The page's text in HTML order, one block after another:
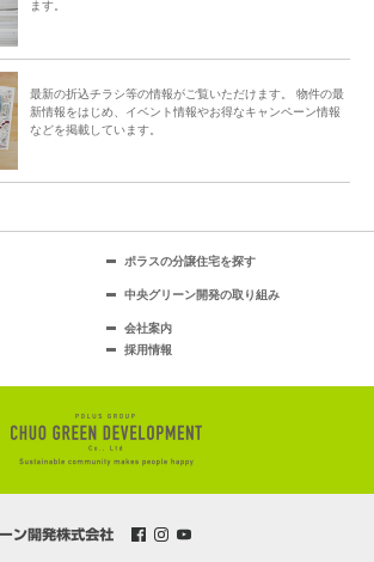
ます。
最新の折込チラシ等の情報がご覧いただけます。 物件の最
新情報をはじめ、イベント情報やお得なキャンペーン情報
などを掲載しています。
ポラスの分譲住宅を探す
中央グリーン開発の取り組み
会社案内
採用情報